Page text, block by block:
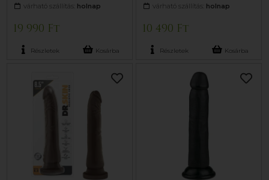
várható szállítás: holnap
19 990 Ft
Részletek Kosárba
várható szállítás: holnap
10 490 Ft
Részletek Kosárba